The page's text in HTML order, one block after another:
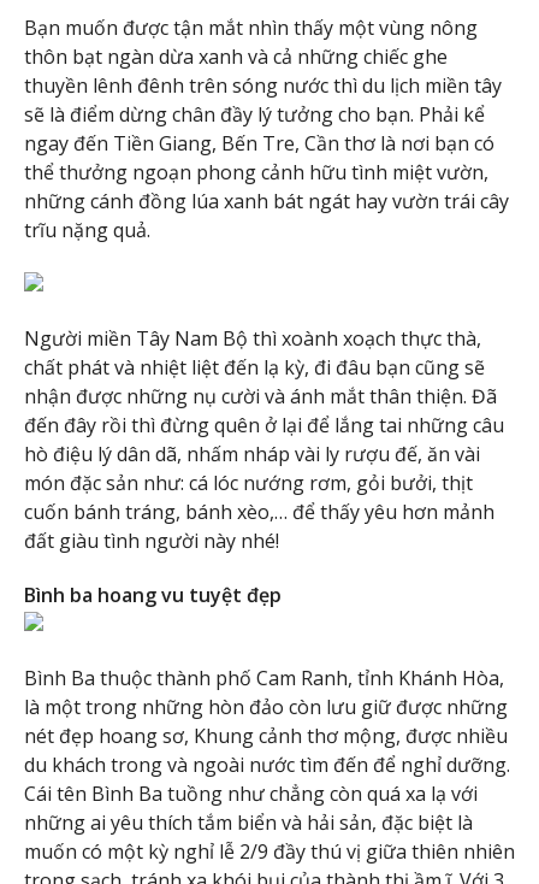
Bạn muốn được tận mắt nhìn thấy một vùng nông
thôn bạt ngàn dừa xanh và cả những chiếc ghe
thuyền lênh đênh trên sóng nước thì du lịch miền tây
sẽ là điểm dừng chân đầy lý tưởng cho bạn. Phải kể
ngay đến Tiền Giang, Bến Tre, Cần thơ là nơi bạn có
thể thưởng ngoạn phong cảnh hữu tình miệt vườn,
những cánh đồng lúa xanh bát ngát hay vườn trái cây
trĩu nặng quả.
Người miền Tây Nam Bộ thì xoành xoạch thực thà,
chất phát và nhiệt liệt đến lạ kỳ, đi đâu bạn cũng sẽ
nhận được những nụ cười và ánh mắt thân thiện. Đã
đến đây rồi thì đừng quên ở lại để lắng tai những câu
hò điệu lý dân dã, nhấm nháp vài ly rượu đế, ăn vài
món đặc sản như: cá lóc nướng rơm, gỏi bưởi, thịt
cuốn bánh tráng, bánh xèo,… để thấy yêu hơn mảnh
đất giàu tình người này nhé!
Bình ba hoang vu tuyệt đẹp
Bình Ba thuộc thành phố Cam Ranh, tỉnh Khánh Hòa,
là một trong những hòn đảo còn lưu giữ được những
nét đẹp hoang sơ, Khung cảnh thơ mộng, được nhiều
du khách trong và ngoài nước tìm đến để nghỉ dưỡng.
Cái tên Bình Ba tuồng như chẳng còn quá xa lạ với
những ai yêu thích tắm biển và hải sản, đặc biệt là
muốn có một kỳ nghỉ lễ 2/9 đầy thú vị giữa thiên nhiên